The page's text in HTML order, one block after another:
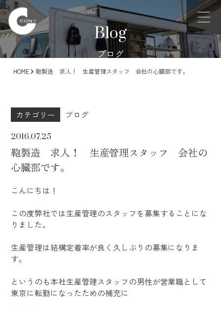
Blog
ブログ
HOME 鞄製造 求人！ 生産管理スタッフ 会社の心臓部です。
カテゴリー ブログ
2016.07.25
鞄製造 求人！ 生産管理スタッフ 会社の
心臓部です。
こんにちは！
この度弊社では生産管理のスタッフを募集することにな
りました。
生産管理は結構定着率が良く久しぶりの募集になりま
す。
というのも本社生産管理スタッフの男性が営業職として
東京に転勤になったための補充に